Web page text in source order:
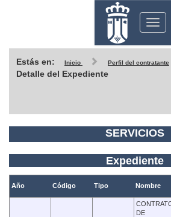
Toggle
Estás en: Inicio Perfil del contratante
Detalle del Expediente
SERVICIOS
Expediente
Año Código Tipo Nombre
DE